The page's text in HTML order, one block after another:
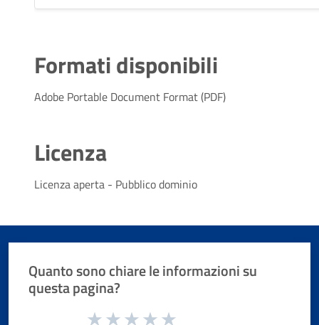
Formati disponibili
Adobe Portable Document Format (PDF)
Licenza
Licenza aperta - Pubblico dominio
Quanto sono chiare le informazioni su
questa pagina?
Valuta da 1 a 5 stelle la pagina